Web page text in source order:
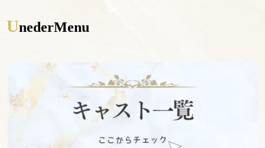
UnederMenu